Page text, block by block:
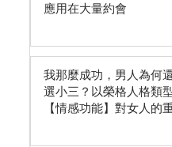
應用在大量約會
我那麼成功，男人為何
選小三？以榮格人格類
【情感功能】對女人的